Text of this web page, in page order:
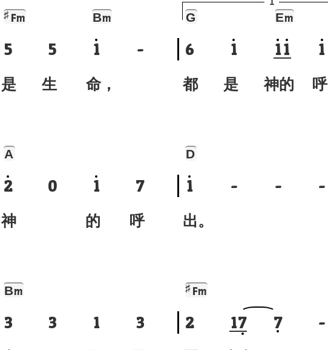
♯ Fm Bm
5 5 1 -
是 生 命，
G Em
6 1 11 1
都 是 神的 呼
A
2 0 1 7
神 的 呼
D
1 - - -
出。
Bm
3 3 1 3
♯ Fm
2 17 7 -